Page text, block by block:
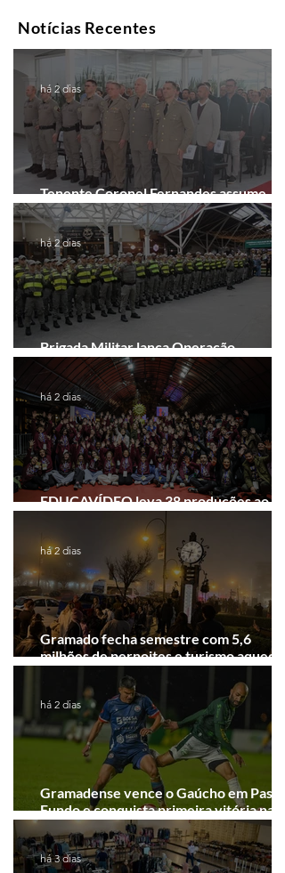
Notícias Recentes
Tenente Coronel Fernandes assume
comando do 41º BPM em Gramado
há 2 dias
Brigada Militar lança Operação
Convergência na Região das Hortênsias
há 2 dias
EDUCAVÍDEO leva 38 produções ao
Festival de Cinema de Gramado
há 2 dias
Gramado fecha semestre com 5,6
milhões de pernoites e turismo
Junho desponta!
há 2 dias
Gramadense vence o Gaúcho em Passo
Fundo e conquista primeira vitória na
Série A2
há 2 dias
há 3 dias